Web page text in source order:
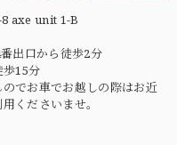
axe unit 1-B
出口から徒歩2分
歩15分
でお車でお越しの際はお近
くださいませ。